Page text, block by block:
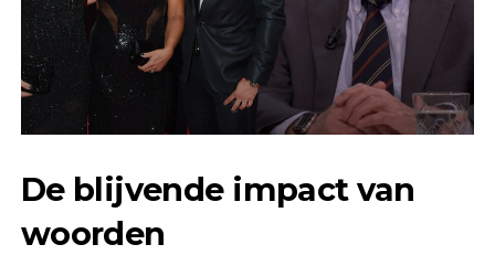
De blijvende impact van
woorden